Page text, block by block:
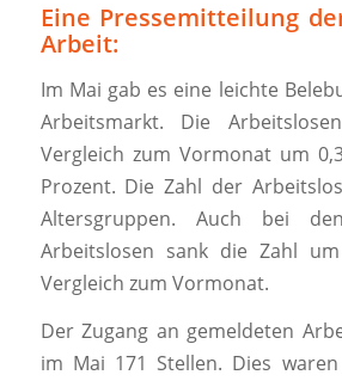
Eine Pressemitteilung
Arbeit:
Im Mai gab es eine leichte
Arbeitsmarkt. Die
Vergleich zum Vormonat um
Prozent. Die Zahl der
Altersgruppen. Auch bei
Arbeitslosen sank die Zahl
Vergleich zum Vormonat.
Der Zugang an gemeldeten
im Mai 171 Stellen. Dies